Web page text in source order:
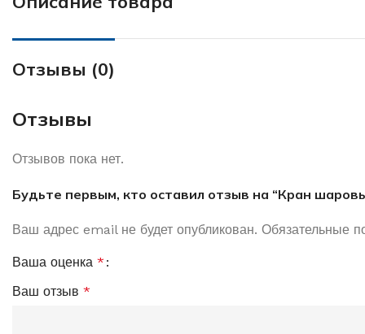
Отзывы (0)
Отзывы
Отзывов пока нет.
Будьте первым, кто оставил отзыв на “Кран
Ваш адрес email не будет опубликован. Обязательные
Ваша оценка *
Ваш отзыв *